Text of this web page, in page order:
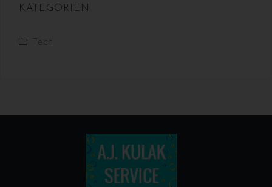
KATEGORIEN
Tech
identifizierten oder identifizierbaren
Verarbeitung Verantwortlicher
Recht der Mitgliedstaaten vorgegeben, so
kann der Verantwortliche beziehungsweise
können die bestimmten Kriterien seiner
Benennung nach dem Unionsrecht oder dem
Recht der Mitgliedstaaten vorgesehen werden.